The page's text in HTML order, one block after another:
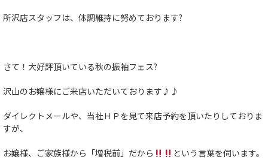
所沢店スタッフは、体調維持に努めております?
さて！大好評頂いている秋の振袖フェス?
沢山のお嬢様にご来店いただいております♪♪
ダイレクトメールや、当社ＨＰを見て来店予約を頂いたりしておりま
すが、
お嬢様、ご家族様から「増税前」だから という言葉を伺います。